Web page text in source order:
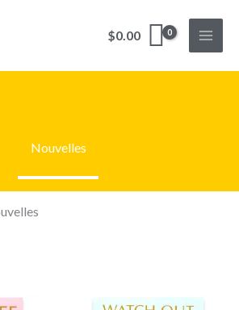
$0.00
Nouvelles